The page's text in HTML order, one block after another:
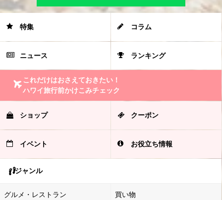
特集 コラム
ニュース ランキング
これだけはおさえておきたい！
ハワイ旅行前かけこみチェック
ショップ クーポン
イベント お役立ち情報
ジャンル
グルメ・レストラン 買い物